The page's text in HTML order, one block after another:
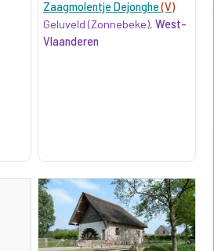
Zaagmolentje Dejonghe(V)
Geluveld (Zonnebeke),West-
Vlaanderen